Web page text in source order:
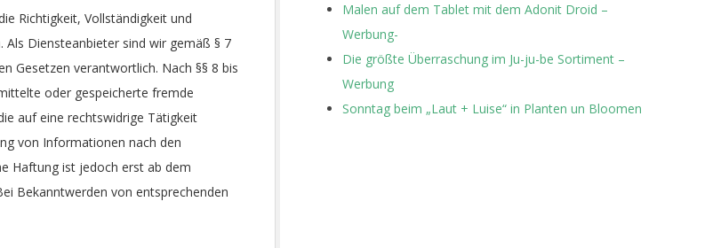
Richtigkeit, Vollständigkeit und
Diensteanbieter sind wir gemäß § 7
Gesetzen verantwortlich. Nach §§ 8 bis
oder gespeicherte fremde
auf eine rechtswidrige Tätigkeit
von Informationen nach den
Haftung ist jedoch erst ab dem
Bekanntwerden von entsprechenden
Malen auf dem Tablet mit dem Adonit Droid –
Werbung-
Die größte Überraschung im Ju-ju-be Sortiment –
Werbung
Sonntag beim „Laut + Luise“ in Planten un Bloomen